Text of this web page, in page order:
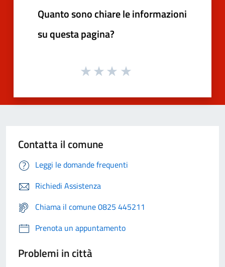
Quanto sono chiare le informazioni
su questa pagina?
Contatta il comune
Leggi le domande frequenti
Richiedi Assistenza
Chiama il comune 0825 445211
Prenota un appuntamento
Problemi in città